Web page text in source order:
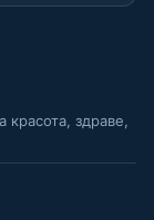
здраве,